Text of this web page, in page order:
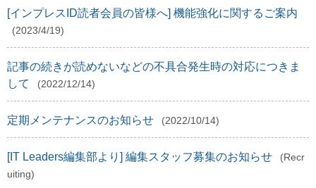
[インプレスID読者会員の皆様へ] 機能強化に関するご案内
(2023/4/19)
記事の続きが読めないなどの不具合発生時の対応につきま
して
(2022/12/14)
定期メンテナンスのお知らせ (2022/10/14)
[IT Leaders編集部より] 編集スタッフ募集のお知らせ
(Recr
uiting)